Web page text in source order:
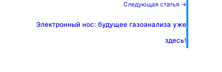
Следующая статья →
Электронный нос: будущее газоанализа уже
здесь!